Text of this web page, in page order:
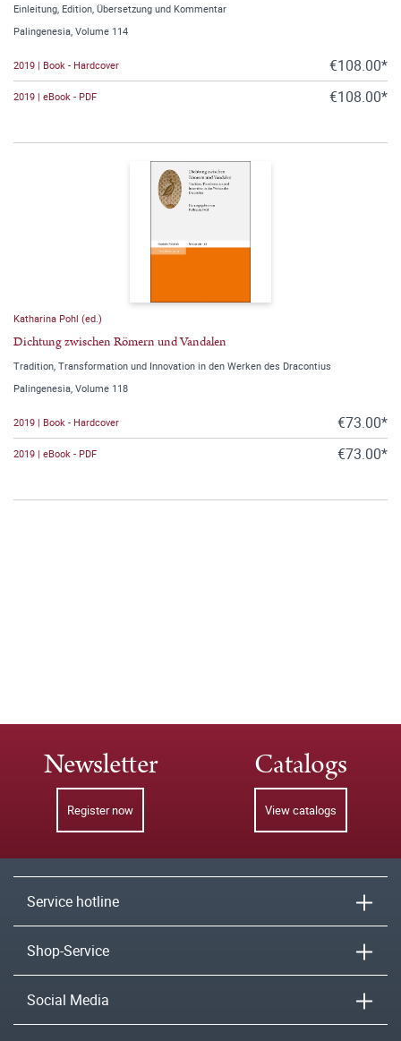
Einleitung, Edition, Übersetzung und Kommentar
Palingenesia, Volume 114
2019 | Book - Hardcover €108.00*
2019 | eBook - PDF €108.00*
Katharina Pohl (ed.)
Dichtung zwischen Römern und Vandalen
Tradition, Transformation und Innovation in den Werken des Dracontius
Palingenesia, Volume 118
2019 | Book - Hardcover €73.00*
2019 | eBook - PDF €73.00*
Newsletter
Register now
Catalogs
View catalogs
Service hotline
Shop-Service
Social Media